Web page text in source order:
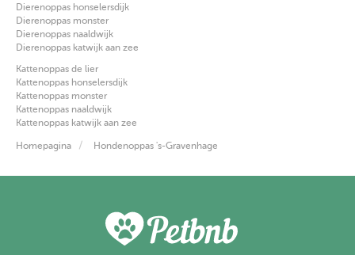
Dierenoppas honselersdijk
Dierenoppas monster
Dierenoppas naaldwijk
Dierenoppas katwijk aan zee
Kattenoppas de lier
Kattenoppas honselersdijk
Kattenoppas monster
Kattenoppas naaldwijk
Kattenoppas katwijk aan zee
Homepagina Hondenoppas 's-Gravenhage